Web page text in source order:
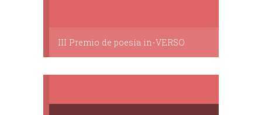
III Premio de poesía in-VERSO